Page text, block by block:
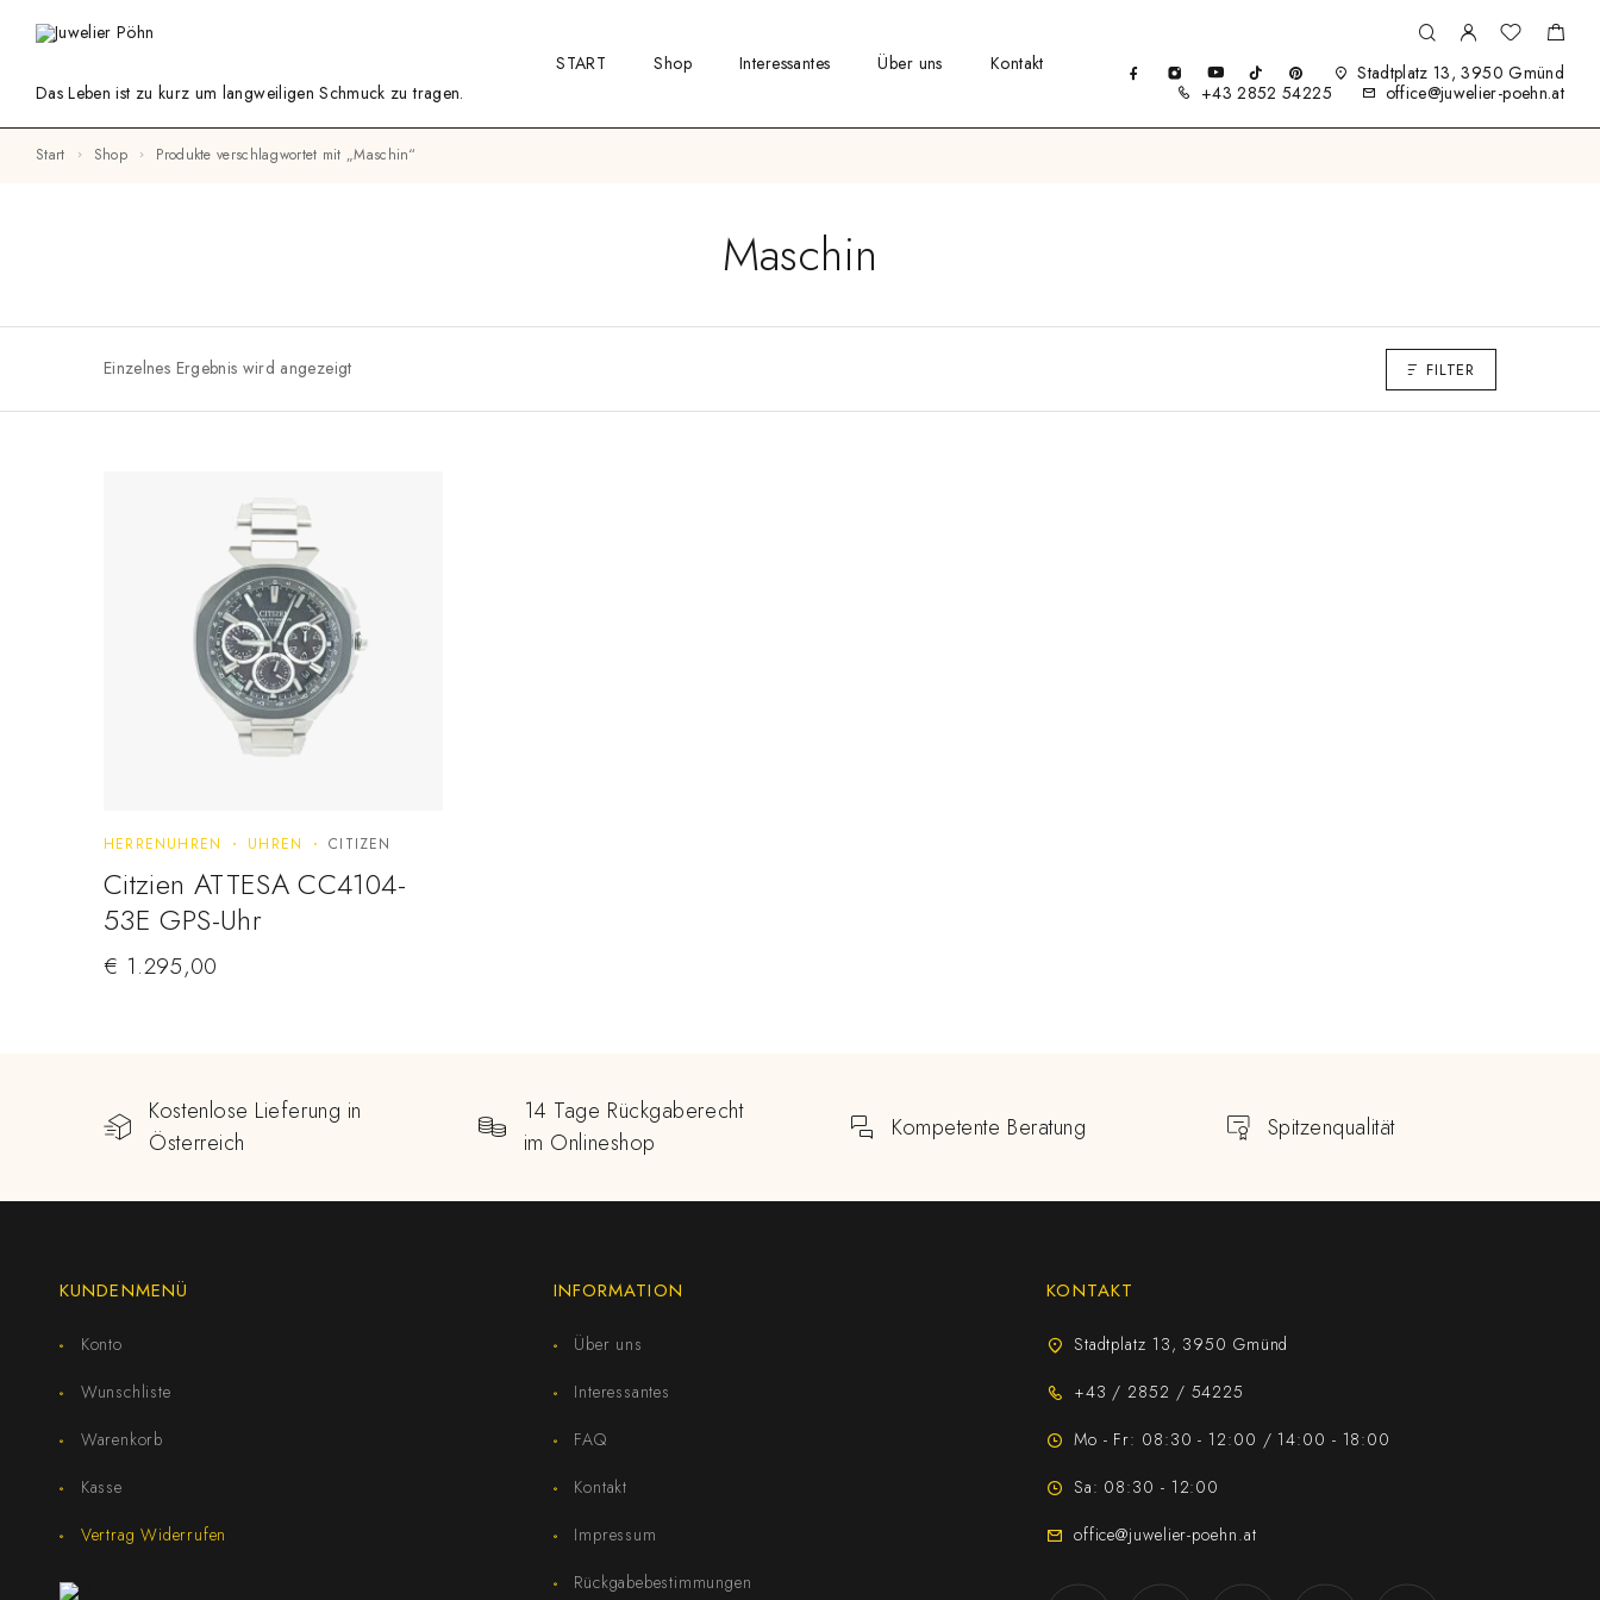
Das Leben ist zu kurz um langweiligen Schmuck zu tragen.
START Shop Interessantes Über uns Kontakt
Stadtplatz 13, 3950 Gmünd
+43 2852 54225
office@juwelier-poehn.at
Start Shop Produkte verschlagwortet mit „Maschin“
Maschin
Einzelnes Ergebnis wird angezeigt FILTER
HERRENUHREN UHREN CITIZEN
Citzien ATTESA CC4104-
53E GPS-Uhr
€ 1.295,00
Kostenlose Lieferung in
Österreich
14 Tage Rückgaberecht
im Onlineshop
Kompetente Beratung Spitzenqualität
KUNDENMENÜ
Konto
Wunschliste
Warenkorb
Kasse
Vertrag Widerrufen
INFORMATION
Über uns
Interessantes
FAQ
Kontakt
Impressum
Rückgabebestimmungen
KONTAKT
Stadtplatz 13, 3950 Gmünd
+43 / 2852 / 54225
Mo - Fr: 08:30 - 12:00 / 14:00 - 18:00
Sa: 08:30 - 12:00
office@juwelier-poehn.at